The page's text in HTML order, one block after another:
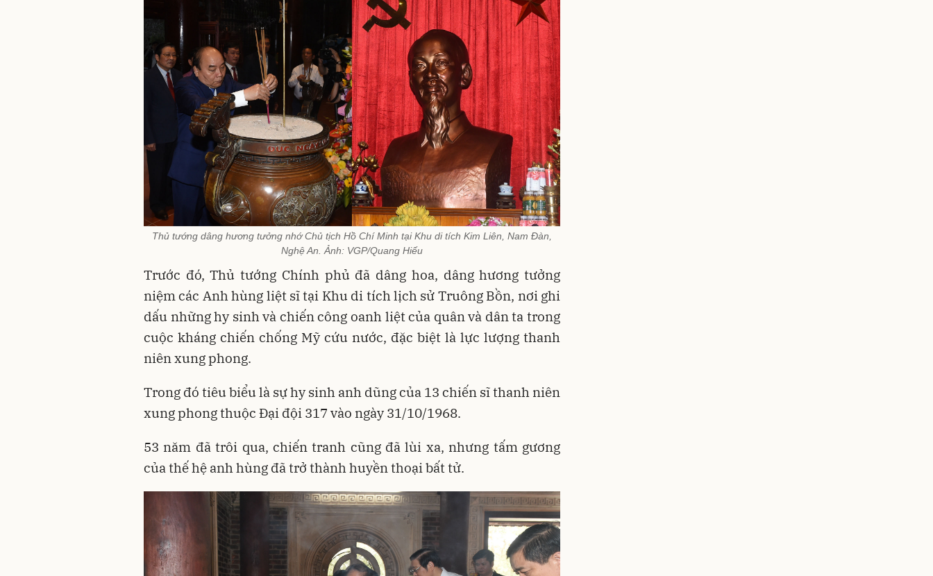
Thủ tướng dâng hương tưởng nhớ Chủ tịch Hồ Chí Minh tại Khu di tích Kim Liên, Nam Đàn,
Nghệ An. Ảnh: VGP/Quang Hiếu
Trước đó, Thủ tướng Chính phủ đã dâng hoa, dâng hương tưởng
niệm các Anh hùng liệt sĩ tại Khu di tích lịch sử Truông Bồn, nơi ghi
dấu những hy sinh và chiến công oanh liệt của quân và dân ta trong
cuộc kháng chiến chống Mỹ cứu nước, đặc biệt là lực lượng thanh
niên xung phong.
Trong đó tiêu biểu là sự hy sinh anh dũng của 13 chiến sĩ thanh niên
xung phong thuộc Đại đội 317 vào ngày 31/10/1968.
53 năm đã trôi qua, chiến tranh cũng đã lùi xa, nhưng tấm gương
của thế hệ anh hùng đã trở thành huyền thoại bất tử.